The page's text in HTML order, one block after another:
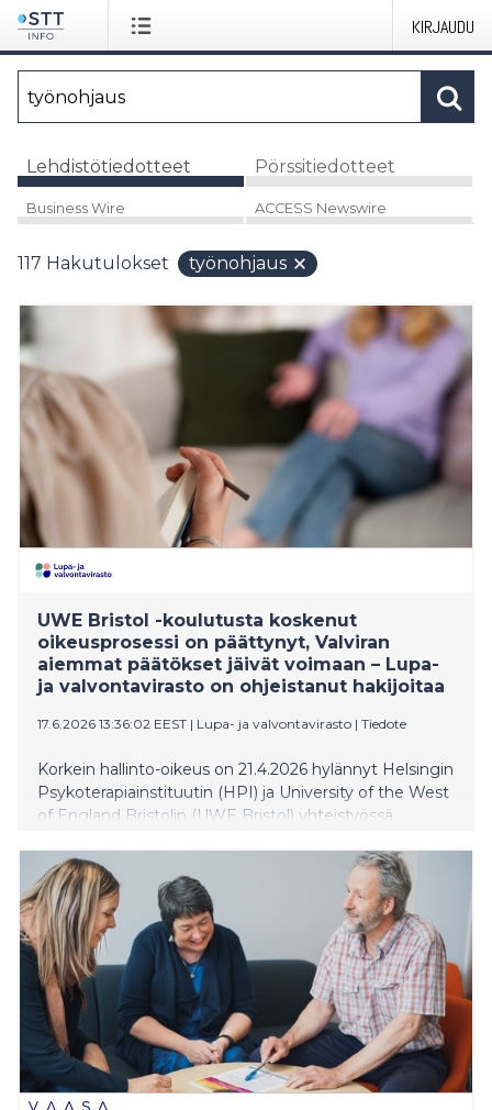
KIRJAUDU
Lehdistötiedotteet Pörssitiedotteet
Business Wire ACCESS Newswire
117 Hakutulokset työnohjaus
UWE Bristol -koulutusta koskenut
oikeusprosessi on päättynyt, Valviran
aiemmat päätökset jäivät voimaan – Lupa-
ja valvontavirasto on ohjeistanut hakijoitaa
17.6.2026 13:36:02 EEST | Lupa- ja valvontavirasto | Tiedote
Korkein hallinto-oikeus on 21.4.2026 hylännyt Helsingin
Psykoterapiainstituutin (HPI) ja University of the West
of England Bristolin (UWE Bristol) yhteistyössä
koskevat valituslupahakemukset. Aiemmat Valviran
kielteiset päätökset jäävät voimaan, eikä koulutus
oikeuta psykoterapeutin ammattinimikkeen käyttöön
Suomessa. Lupa- ja valvontavirasto on ollut
yhteydessä niihin hakijoihin, joiden asia on edelleen
vireillä, ja ohjeistanut heitä jatkotoimista.